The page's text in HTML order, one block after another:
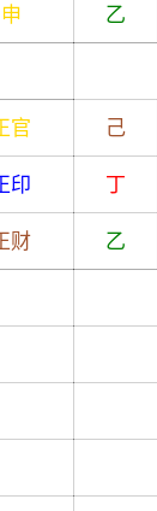
申 乙
官 己
印 丁
财 乙